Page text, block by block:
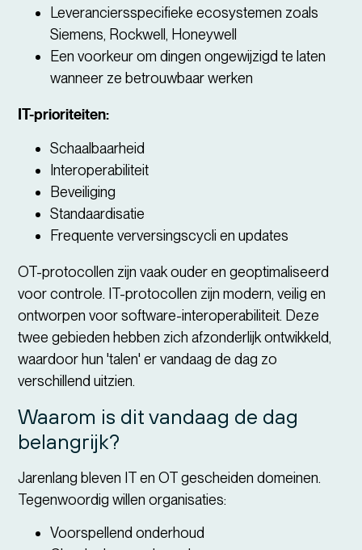
Leveranciersspecifieke ecosystemen zoals
Siemens, Rockwell, Honeywell
Een voorkeur om dingen ongewijzigd te laten
wanneer ze betrouwbaar werken
IT-prioriteiten:
Schaalbaarheid
Interoperabiliteit
Beveiliging
Standaardisatie
Frequente verversingscycli en updates
OT-protocollen zijn vaak ouder en geoptimaliseerd
voor controle. IT-protocollen zijn modern, veilig en
ontworpen voor software-interoperabiliteit. Deze
twee gebieden hebben zich afzonderlijk ontwikkeld,
waardoor hun 'talen' er vandaag de dag zo
verschillend uitzien.
Waarom is dit vandaag de dag
belangrijk?
Jarenlang bleven IT en OT gescheiden domeinen.
Tegenwoordig willen organisaties:
Voorspellend onderhoud